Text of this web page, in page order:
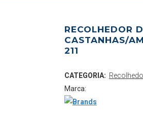
RECOLHEDOR
CASTANHAS/
211
CATEGORIA:
Marca: